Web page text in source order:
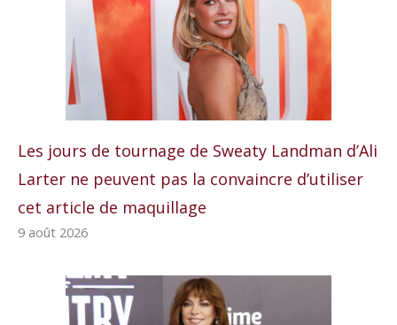
Les jours de tournage de Sweaty Landman d’Ali
Larter ne peuvent pas la convaincre d’utiliser
cet article de maquillage
9 août 2026